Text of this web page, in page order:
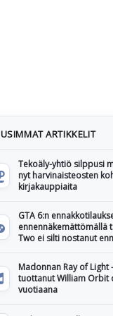
ARTIKKELIT
Tekoäly-yhtiö silppusi
nyt harvinaisteosten
kirjakauppiaita
GTA 6:n
ennennäkemättömällä
Two ei silti nostanut
Madonnan Ray of Light
tuottanut William Orbit
vuotiaana